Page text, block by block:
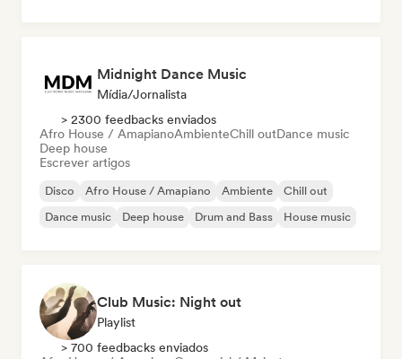
Midnight Dance Music
Mídia/Jornalista
> 2300 feedbacks enviados
Afro House / AmapianoAmbienteChill outDance music
Deep house
Escrever artigos
Disco Afro House / Amapiano Ambiente
Chill out
Dance music
Deep house Drum and Bass House music
Club Music: Night out
Playlist
> 700 feedbacks enviados